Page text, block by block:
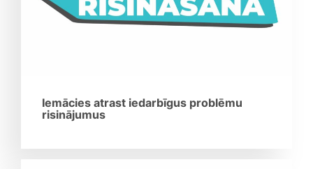
Iemācies atrast iedarbīgus problēmu
risinājumus